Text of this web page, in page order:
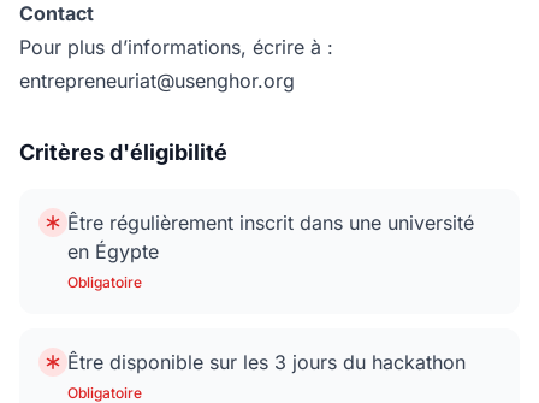
Contact
Pour plus d’informations, écrire à :
entrepreneuriat@usenghor.org
Critères d'éligibilité
Être régulièrement inscrit dans une université
en Égypte
Obligatoire
Être disponible sur les 3 jours du hackathon
Obligatoire